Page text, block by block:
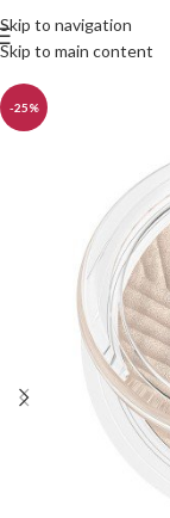
Skip to navigation
Skip to main content
-25%